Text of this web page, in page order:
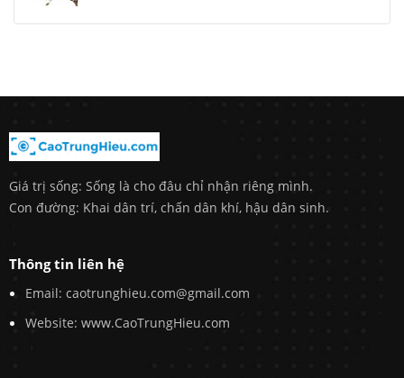
Giá trị sống: Sống là cho đâu chỉ nhận riêng mình.
Con đường: Khai dân trí, chấn dân khí, hậu dân sinh.
Thông tin liên hệ
Email: caotrunghieu.com@gmail.com
Website: www.CaoTrungHieu.com